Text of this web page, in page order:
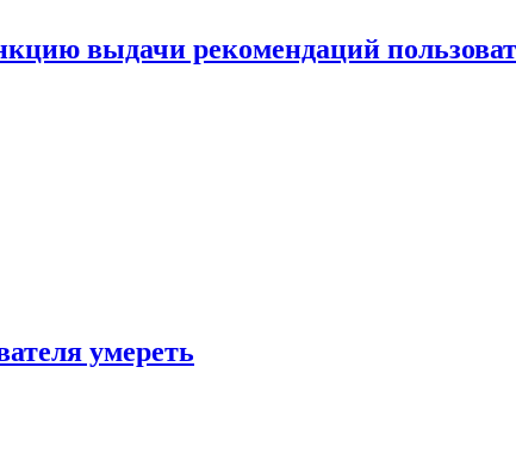
выдачи рекомендаций
умереть